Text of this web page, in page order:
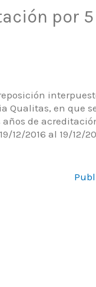
por
Qualitas, en que
de
12/2016 al 19/12/